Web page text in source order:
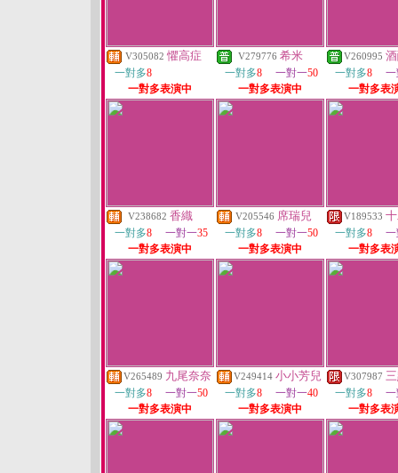
V305082 懼高症
一對多8
一對多表演中
V279776 希米
一對多8 一對一50
一對多表演中
V260995
一對多8
一對多表
V238682 香織
一對多8 一對一35
一對多表演中
V205546 席瑞兒
一對多8 一對一50
一對多表演中
V189533
一對多8
一對多表
V265489 九尾奈奈
一對多8 一對一50
一對多表演中
V249414 小小芳兒
一對多8 一對一40
一對多表演中
V307987
一對多8
一對多表